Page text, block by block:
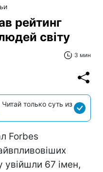
рейтинг
світу
3 мин
только суть из
Forbes
увійшли 67 імен,